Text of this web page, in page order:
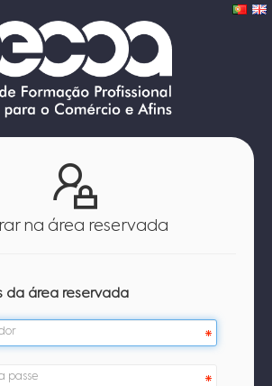
na área reservada
da área reservada